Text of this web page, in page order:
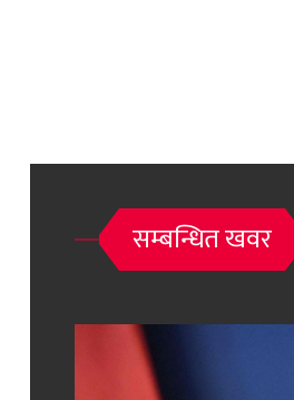
सम्बन्धित खवर